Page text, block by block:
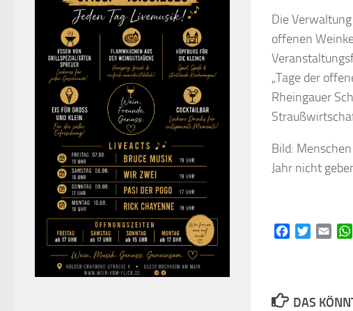
Die
offenen
„Tage der
Rheingauer
Bild:
Jahr nicht
FacebookTwitterEmail
DAS